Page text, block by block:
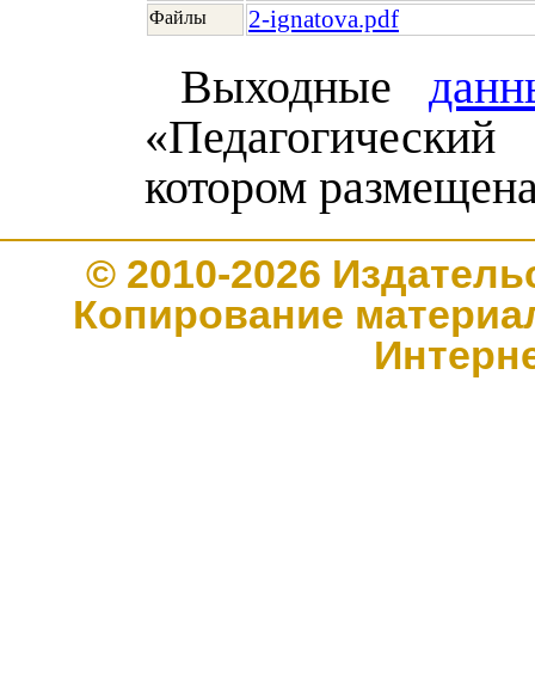
Файлы 2-ignatova.pdf
Выходные
котором
© 2010-2026
Копирование